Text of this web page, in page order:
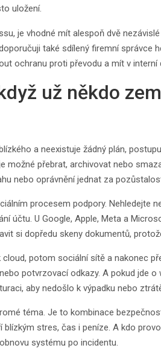
uložení.
je vhodné mít alespoň dvě
také sdílený firemní správce
ochranu proti převodu a mít v
už někdo
a neexistuje žádný plán,
možné přebrat, archivovat nebo
nebo oprávnění jednat za
procesem podpory. Nehledejte
účtu. U Google, Apple, Meta a
si dopředu skeny dokumentů,
potom sociální sítě a nakonec
potvrzovací odkazy. A pokud jde
aby nedošlo k výpadku nebo
téma. Je to kombinace
blízkým stres, čas i peníze. A kdo
systému po incidentu.